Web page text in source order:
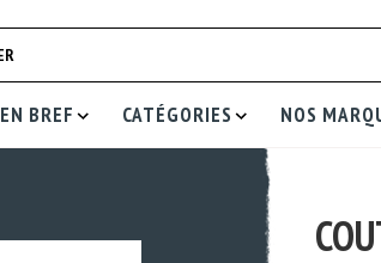
EN BREF CATÉGORIES NOS